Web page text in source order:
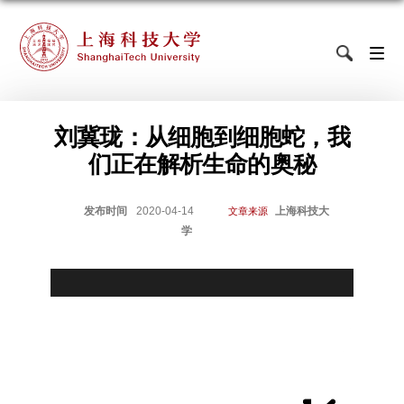
刘冀珑：从细胞到细胞蛇，我
们正在解析生命的奥秘
发布时间 2020-04-14 文章来源
上海科技大
学